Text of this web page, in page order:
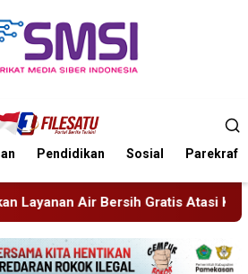
Pendidikan Sosial Parekraf
Krisis Kemarau Sidang